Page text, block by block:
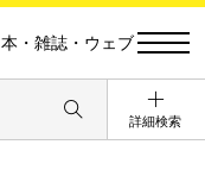
本・雑誌・ウェブ
詳細検索